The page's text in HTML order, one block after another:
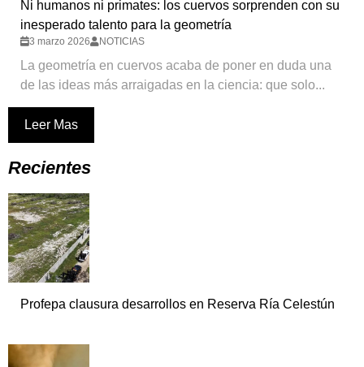
Ni humanos ni primates: los cuervos sorprenden con su
inesperado talento para la geometría
3 marzo 2026 NOTICIAS
La geometría en cuervos acaba de poner en duda una
de las ideas más arraigadas en la ciencia: que solo...
Leer Mas
Recientes
Profepa clausura desarrollos en Reserva Ría Celestún